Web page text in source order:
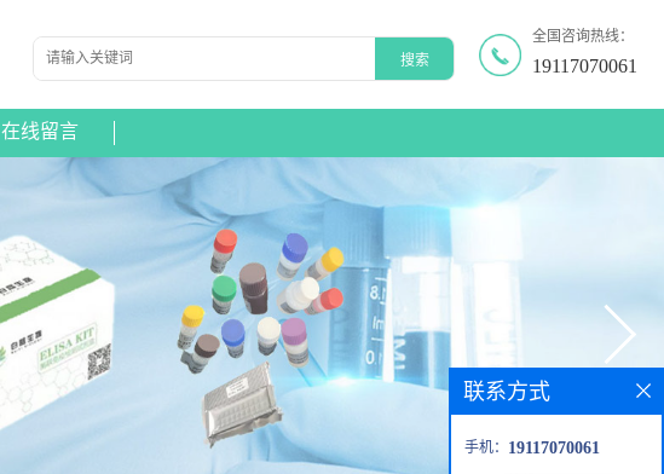
全国咨询热线：
19117070061
在线留言
联系方式
手机： 19117070061